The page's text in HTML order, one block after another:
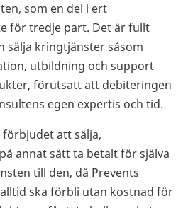
som en del i ert
för tredje part. Det är fullt
sälja kringtjänster såsom
utbildning och support
förutsatt att debiteringen
egen expertis och tid.
att sälja,
annat sätt ta betalt för själva
till den, då Prevents
ska förbli utan kostnad för